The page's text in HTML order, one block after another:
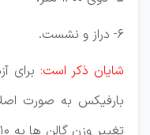
6- دراز و نشست.
شایان ذکر است: برای
بارفیکس به صورت